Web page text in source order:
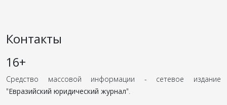
Контакты
16+
Средство массовой информации - сетевое издание
"Евразийский юридический журнал".